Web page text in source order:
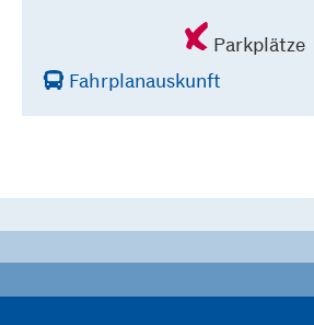
Parkplätze
Fahrplanauskunft